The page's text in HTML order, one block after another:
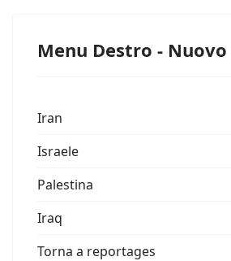
Menu Destro - Nuovo
Iran
Israele
Palestina
Iraq
Torna a reportages